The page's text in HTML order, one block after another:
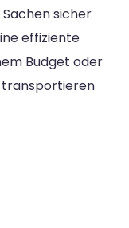
sicher
effiziente
Budget oder
transportieren